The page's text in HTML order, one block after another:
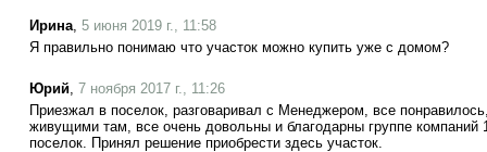
Ирина, 5 июня 2019 г., 11:58
Я правильно понимаю что участок можно купить уже с домом?
Юрий, 7 ноября 2017 г., 11:26
Приезжал в поселок, разговаривал с Менеджером, все
живущими там, все очень довольны и благодарны группе компаний
поселок. Принял решение приобрести здесь участок.